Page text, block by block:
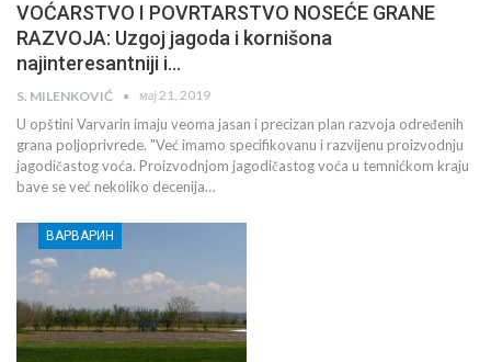
VOĆARSTVO I POVRTARSTVO NOSEĆE GRANE
RAZVOJA: Uzgoj jagoda i kornišona
najinteresantniji i…
S. MILENKOVIĆ мај 21, 2019
U opštini Varvarin imaju veoma jasan i precizan plan razvoja određenih
grana poljoprivrede. "Već imamo specifikovanu i razvijenu proizvodnju
jagodičastog voća. Proizvodnjom jagodičastog voća u temnićkom kraju
bave se već nekoliko decenija…
ВАРВАРИН